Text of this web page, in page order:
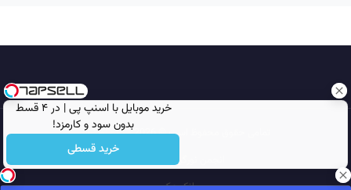
خرید موبایل با اسنپ پی | در ۴ قسط
بدون سود و کارمزد!
خرید قسطی
تمامی حقوق محفوظ است © 2026
مجله نورگرام
انجمن نورگرام